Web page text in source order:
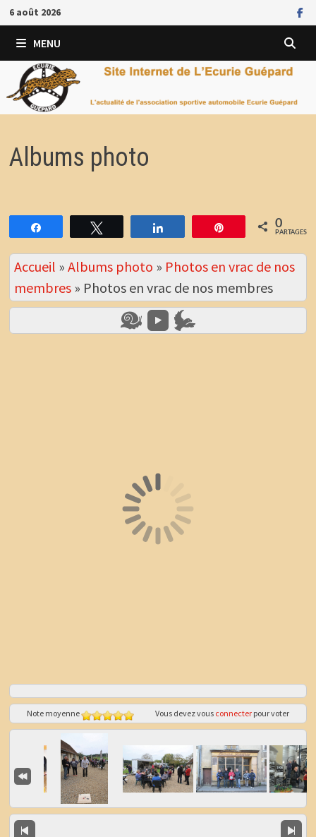
Passer
au
contenu
6 août 2026
MENU
Albums photo
Épingle 0
PARTAGES
Accueil » Albums photo » Photos en vrac de nos
membres» Photos en vrac de nos membres
Note moyenne Vous devez vous connecterpour voter